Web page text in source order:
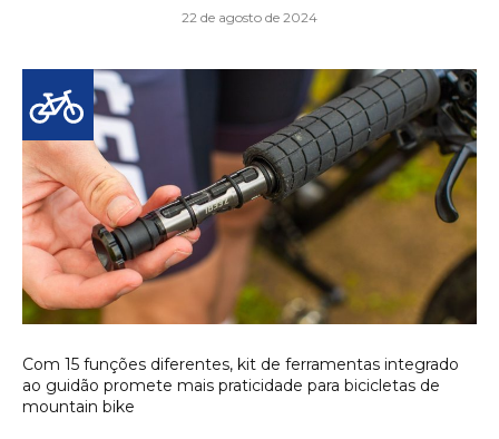
22 de agosto de 2024
Com 15 funções diferentes, kit de ferramentas integrado
ao guidão promete mais praticidade para bicicletas de
mountain bike